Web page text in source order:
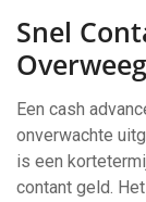
Snel
Een cash
onverwachte
is een
contant geld.